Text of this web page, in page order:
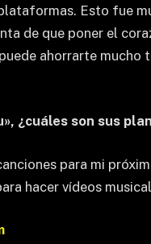
Esto fue
de que poner el
ahorrarte
¿cuáles son sus
para mi
hacer vídeos